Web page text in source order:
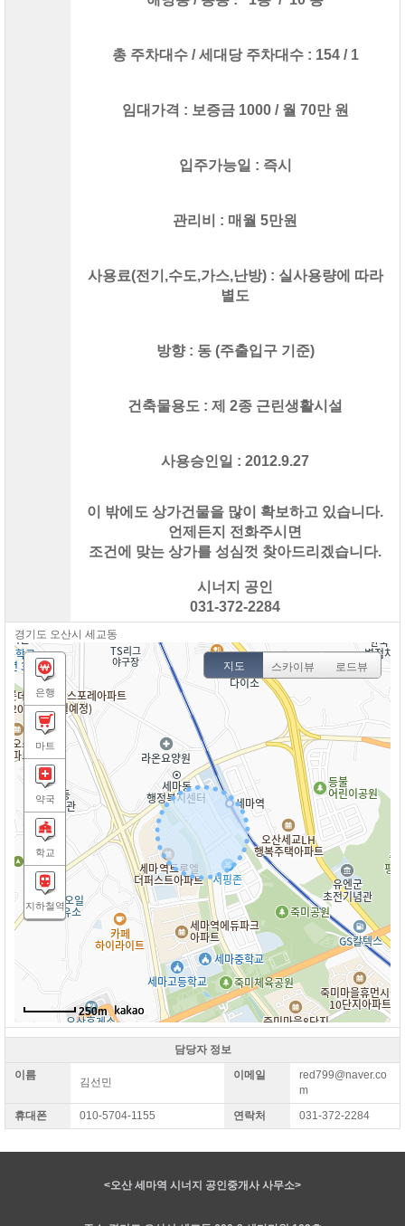
총 주차대수 / 세대당 주차대수 : 154 / 1
임대가격 : 보증금 1000 / 월 70만 원
입주가능일 : 즉시
관리비 : 매월 5만원
사용료(전기,수도,가스,난방) : 실사용량에 따라
별도
방향 : 동 (주출입구 기준)
건축물용도 : 제 2종 근린생활시설
사용승인일 : 2012.9.27
이 밖에도 상가건물을 많이 확보하고 있습니다.
언제든지 전화주시면
조건에 맞는 상가를 성심껏 찾아드리겠습니다.
시너지 공인
031-372-2284
경기도 오산시 세교동
250m
지도 스카이뷰 로드뷰
은행
마트
약국
학교
지하철역
담당자 정보
이름
김선민
이메일
red799@naver.co
m
휴대폰
010-5704-1155 연락처 031-372-2284
<오산 세마역 시너지 공인중개사 사무소>